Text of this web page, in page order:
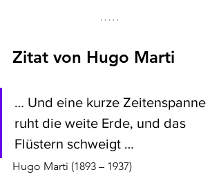
Zitat von Hugo Marti
… Und eine kurze Zeitenspanne
ruht die weite Erde, und das
Flüstern schweigt …
Hugo Marti (1893 – 1937)